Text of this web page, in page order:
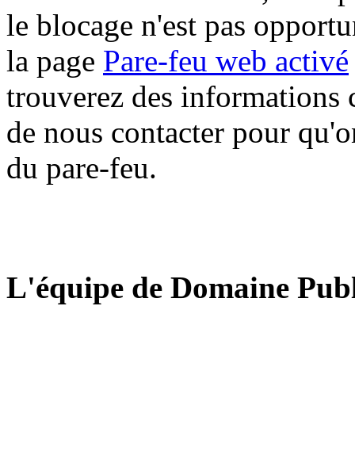
le blocage n'est pas
la page Pare-feu web activé
trouverez des informations
de nous contacter pour
du pare-feu.
L'équipe de Domaine